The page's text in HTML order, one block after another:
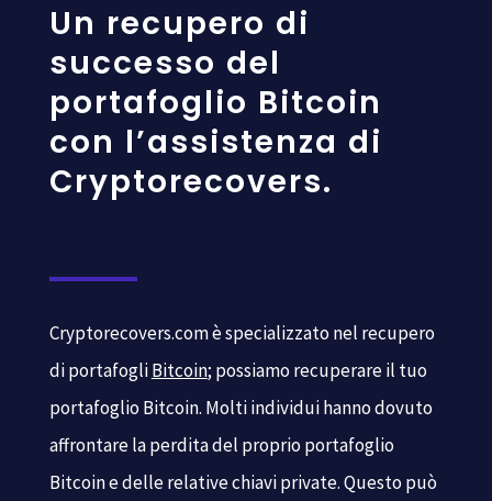
Un recupero di
successo del
portafoglio Bitcoin
con l’assistenza di
Cryptorecovers.
Cryptorecovers.com è specializzato nel recupero
di portafogliBitcoin; possiamo recuperare il tuo
portafoglio Bitcoin. Molti individui hanno dovuto
affrontare la perdita del proprio portafoglio
Bitcoin e delle relative chiavi private. Questo può